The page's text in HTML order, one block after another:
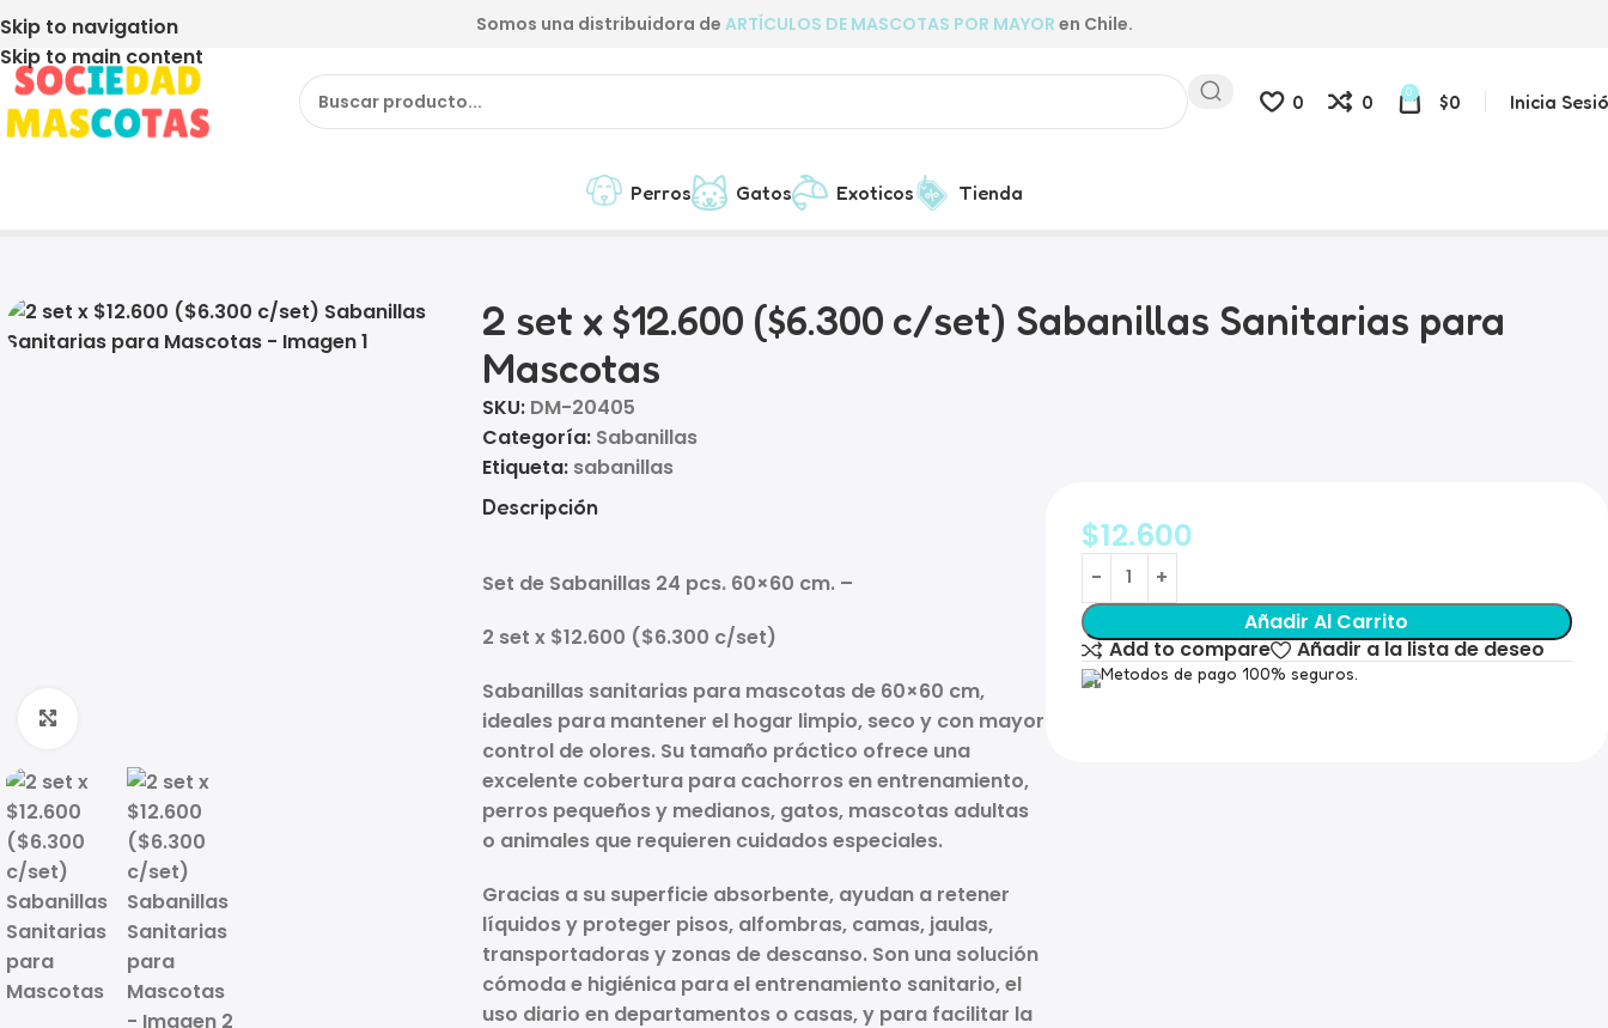
Skip to navigation
Skip to main content
Somos una distribuidora de ARTÍCULOS DE MASCOTAS POR MAYOR en Chile.
0 0 0 $0 Inicia
Perros Gatos Exoticos Tienda
2 set x $12.600 ($6.300 c/set) Sabanillas Sanitarias para Mascotas
2 set x $12.600 ($6.300 c/set) Sabanillas Sanitarias para
Mascotas
SKU: DM-20405
Categoría: Sabanillas
Etiqueta: sabanillas
Descripción
Set de Sabanillas 24 pcs. 60×60 cm. –
2 set x $12.600 ($6.300 c/set)
Sabanillas sanitarias para mascotas de 60×60 cm,
ideales para mantener el hogar limpio, seco y con mayor
control de olores. Su tamaño práctico ofrece una
excelente cobertura para cachorros en entrenamiento,
perros pequeños y medianos, gatos, mascotas adultas
o animales que requieren cuidados especiales.
Gracias a su superficie absorbente, ayudan a retener
líquidos y proteger pisos, alfombras, camas, jaulas,
transportadoras y zonas de descanso. Son una solución
cómoda e higiénica para el entrenamiento sanitario, el
uso diario en departamentos o casas, y para facilitar la
$12.600
Añadir Al Carrito
Add to compare
Añadir a la lista de deseo
Metodos de pago 100% seguros.